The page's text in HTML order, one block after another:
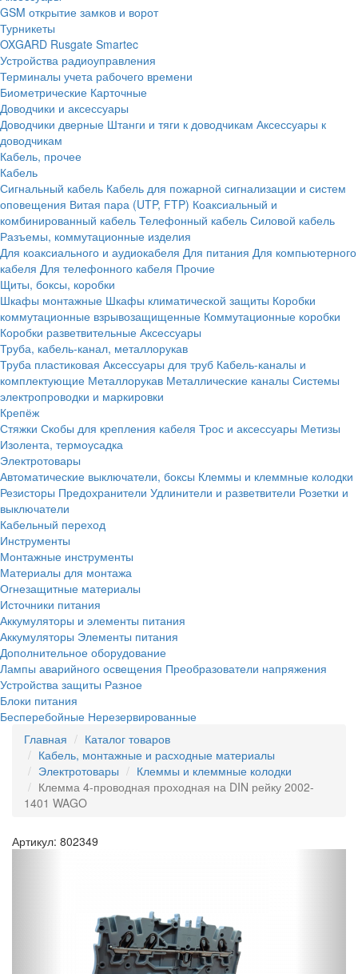
GSM открытие замков и ворот
Турникеты
OXGARD Rusgate Smartec
Устройства радиоуправления
Терминалы учета рабочего времени
Биометрические Карточные
Доводчики и аксессуары
Доводчики дверные Штанги и тяги к доводчикам Аксессуары к
доводчикам
Кабель, прочее
Кабель
Сигнальный кабель Кабель для пожарной сигнализации и систем
оповещения Витая пара (UTP, FTP) Коаксиальный и
комбинированный кабель Телефонный кабель Силовой кабель
Разъемы, коммутационные изделия
Для коаксиального и аудиокабеля Для питания Для компьютерного
кабеля Для телефонного кабеля Прочие
Щиты, боксы, коробки
Шкафы монтажные Шкафы климатической защиты Коробки
коммутационные взрывозащищенные Коммутационные коробки
Коробки разветвительные Аксессуары
Труба, кабель-канал, металлорукав
Труба пластиковая Аксессуары для труб Кабель-каналы и
комплектующие Металлорукав Металлические каналы Системы
электропроводки и маркировки
Крепёж
Стяжки Скобы для крепления кабеля Трос и аксессуары Метизы
Изолента, термоусадка
Электротовары
Автоматические выключатели, боксы Клеммы и клеммные колодки
Резисторы Предохранители Удлинители и разветвители Розетки и
выключатели
Кабельный переход
Инструменты
Монтажные инструменты
Материалы для монтажа
Огнезащитные материалы
Источники питания
Аккумуляторы и элементы питания
Аккумуляторы Элементы питания
Дополнительное оборудование
Лампы аварийного освещения Преобразователи напряжения
Устройства защиты Разное
Блоки питания
Бесперебойные Нерезервированные
Главная
Каталог товаров
Кабель, монтажные и расходные материалы
Электротовары
Клеммы и клеммные колодки
Клемма 4-проводная проходная на DIN рейку 2002-
1401 WAGO
Артикул: 802349